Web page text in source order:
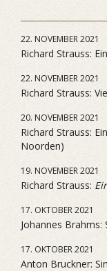
22. NOVEMBER 2021
Richard Strauss:
22. NOVEMBER 2021
Richard Strauss:
20. NOVEMBER 2021
Richard Strauss:
Noorden)
19. NOVEMBER 2021
Richard Strauss:
17. OKTOBER 2021
Johannes
17. OKTOBER 2021
Anton Bruckner: